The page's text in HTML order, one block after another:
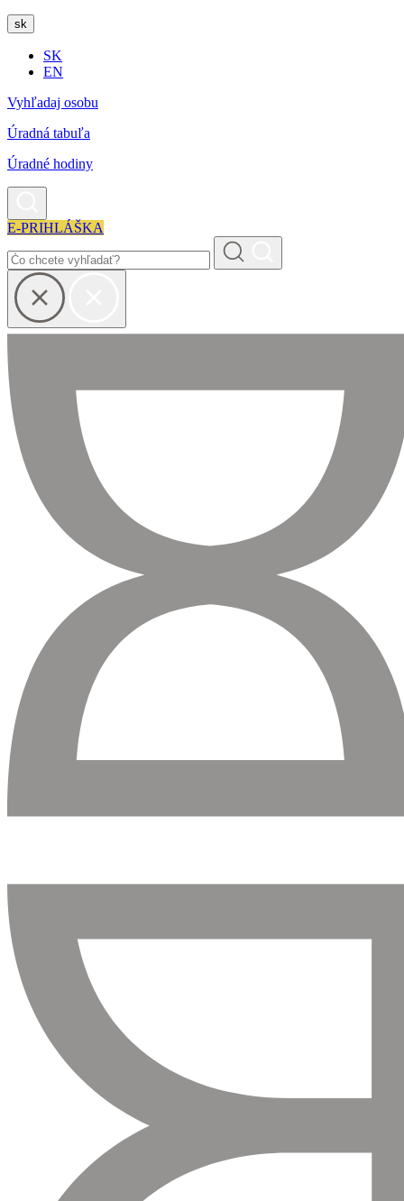
sk
SK
EN
Vyhľadaj osobu
Úradná tabuľa
Úradné hodiny
E-PRIHLÁŠKA